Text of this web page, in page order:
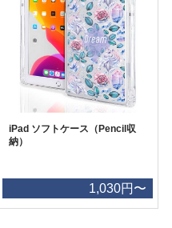
iPad ソフトケース（Pencil収
納）
1,030円〜